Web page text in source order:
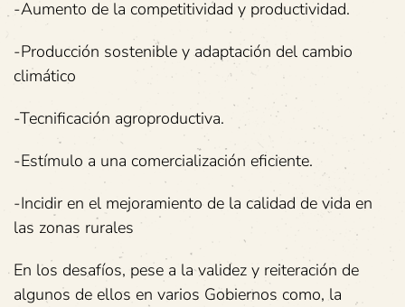
-Aumento de la competitividad y productividad.
-Producción sostenible y adaptación del cambio
climático
-Tecnificación agroproductiva.
-Estímulo a una comercialización eficiente.
-Incidir en el mejoramiento de la calidad de vida en
las zonas rurales
En los desafíos, pese a la validez y reiteración de
algunos de ellos en varios Gobiernos como, la